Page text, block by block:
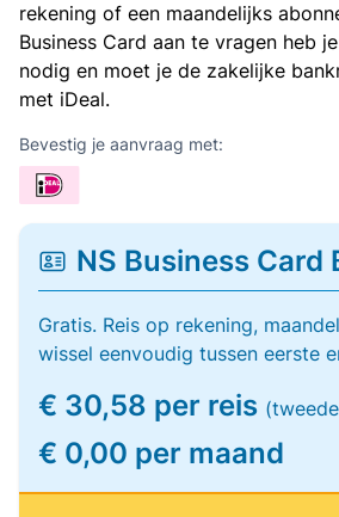
rekening of een maandelijks
Business Card aan te vragen heb
nodig en moet je de zakelijke
met iDeal.
Bevestig je aanvraag met:
NS Business Card
Gratis. Reis op rekening,
wissel eenvoudig tussen eerste
€ 30,58 per reis
€ 0,00 per maand